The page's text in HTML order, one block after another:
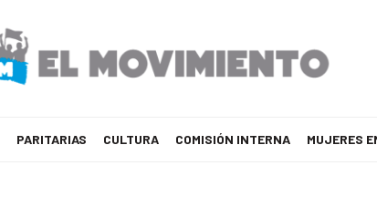
PARITARIAS CULTURA COMISIÓN INTERNA MUJERES